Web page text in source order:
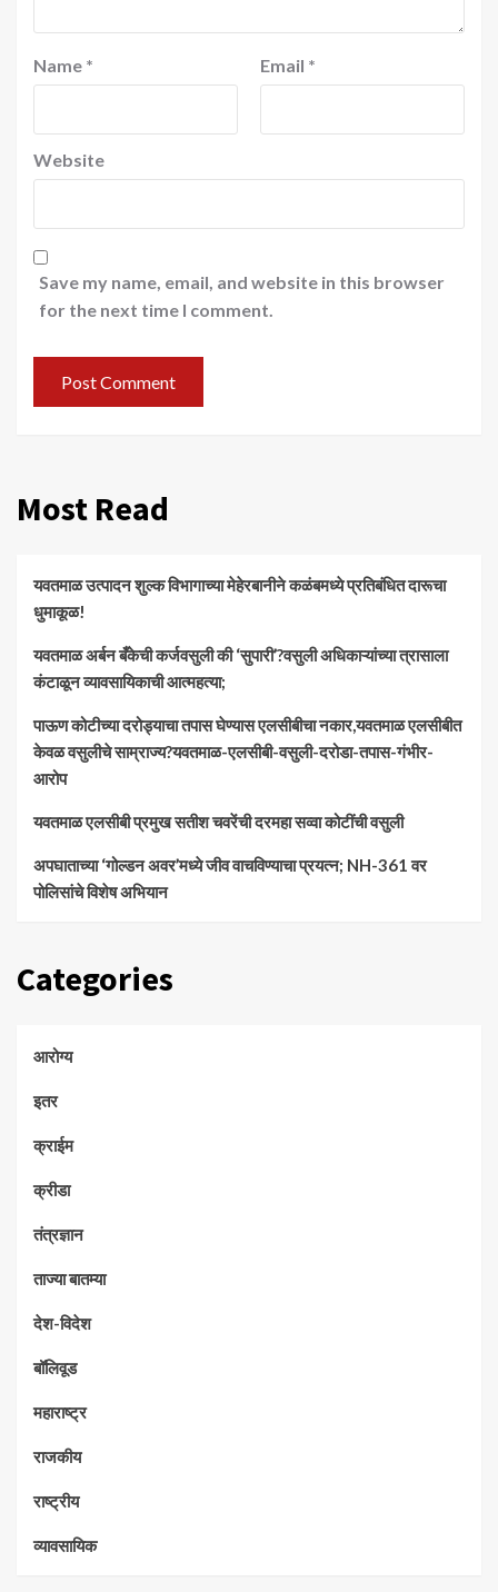
Name * Email *
Website
Save my name, email, and website in this browser
for the next time I comment.
Most Read
यवतमाळ उत्पादन शुल्क विभागाच्या मेहेरबानीने कळंबमध्ये प्रतिबंधित दारूचा
धुमाकूळ!
​यवतमाळ अर्बन बँकेची कर्जवसुली की ‘सुपारी’?वसुली अधिकाऱ्यांच्या त्रासाला
कंटाळून व्यावसायिकाची आत्महत्या;
पाऊण कोटीच्या दरोड्याचा तपास घेण्यास एलसीबीचा नकार,यवतमाळ एलसीबीत
केवळ वसुलीचे साम्राज्य?यवतमाळ-एलसीबी-वसुली-दरोडा-तपास-गंभीर-
आरोप
यवतमाळ एलसीबी प्रमुख सतीश चवरेंची दरमहा सव्वा कोटींची वसुली
अपघाताच्या ‘गोल्डन अवर’मध्ये जीव वाचविण्याचा प्रयत्न; NH-361 वर
पोलिसांचे विशेष अभियान
Categories
आरोग्य
इतर
क्राईम
क्रीडा
तंत्रज्ञान
ताज्या बातम्या
देश-विदेश
बॉलिवूड
महाराष्ट्र
राजकीय
राष्ट्रीय
व्यावसायिक